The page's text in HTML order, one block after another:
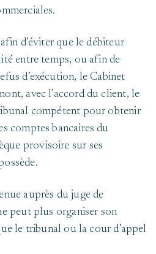
d’éviter que le débiteur
entre temps, ou afin de
d’exécution, le Cabinet
avec l’accord du client, le
compétent pour obtenir
comptes bancaires du
provisoire sur ses
auprès du juge de
peut plus organiser son
le tribunal ou la cour d’appel